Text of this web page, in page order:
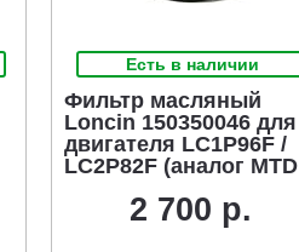
Есть в наличии
Фильтр масляный
Loncin 150350046 для
двигателя LC1P96F /
LC2P82F (аналог MTD
418138)2 700 р.